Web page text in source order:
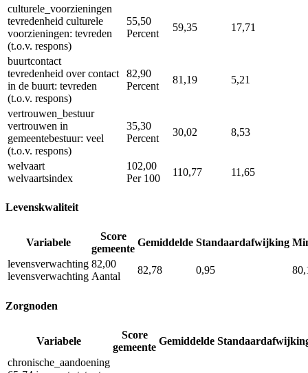
culturele_voorzieningen
tevredenheid culturele
voorzieningen: tevreden
(t.o.v. respons)
55,50
Percent
59,35 17,71
buurtcontact
tevredenheid over contact
in de buurt: tevreden
(t.o.v. respons)
82,90
Percent
81,19 5,21
vertrouwen_bestuur
vertrouwen in
gemeentebestuur: veel
(t.o.v. respons)
35,30
Percent
30,02 8,53
welvaart
welvaartsindex
102,00
Per 100
110,77 11,65
Levenskwaliteit
Variabele
Score
gemeente
Gemiddelde Standaardafwijking
levensverwachting
levensverwachting
82,00
Aantal
82,78 0,95
Zorgnoden
Variabele
Score
gemeente
Gemiddelde
chronische_aandoening